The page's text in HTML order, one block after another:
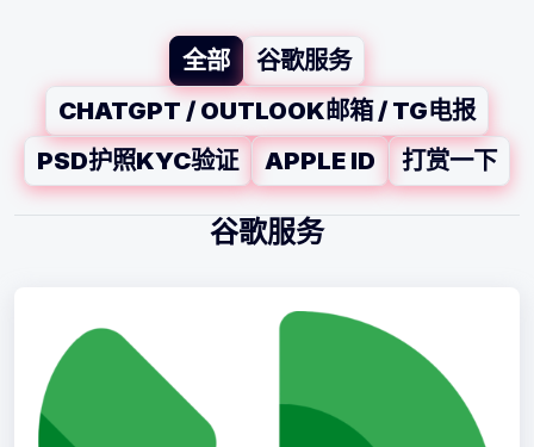
全部
谷歌服务
CHATGPT / OUTLOOK邮箱 / TG电报
PSD护照KYC验证
APPLE ID 打赏一下
谷歌服务